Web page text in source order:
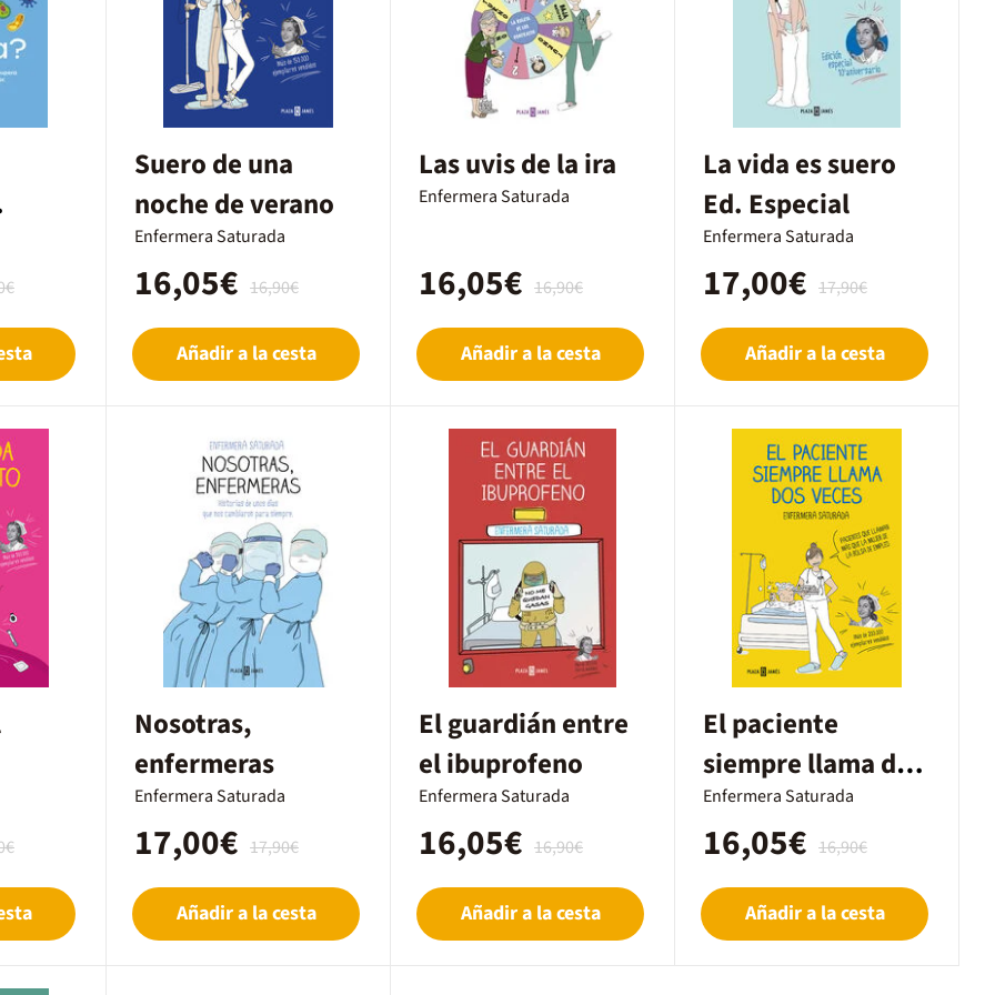
Suero de una
noche de verano
Enfermera Saturada
16,90€
16,05€
Añadir a la cesta
Las uvis de la ira
Enfermera Saturada
16,90€
16,05€
Añadir a la cesta
La vida es suero
Ed. Especial
Enfermera Saturada
17,90€
17,00€
Añadir a la cesta
Nosotras,
enfermeras
Enfermera Saturada
17,90€
17,00€
Añadir a la cesta
El guardián entre
el ibuprofeno
Enfermera Saturada
16,90€
16,05€
Añadir a la cesta
El paciente
siempre llama dos
veces
Enfermera Saturada
16,90€
16,05€
Añadir a la cesta